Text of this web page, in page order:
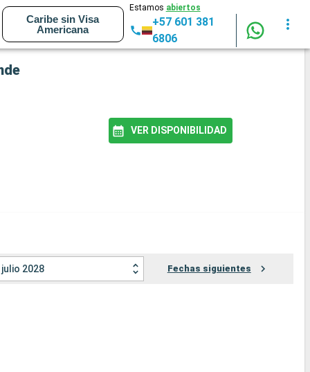
Caribe sin Visa
Americana
Estamos abiertos
+57 601 381
6806
VER DISPONIBILIDAD
julio 2028 Fechas siguientes